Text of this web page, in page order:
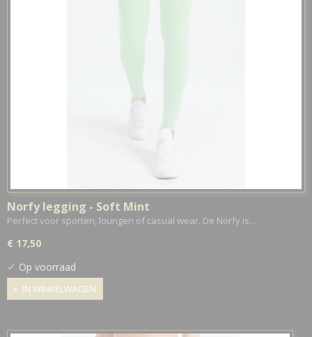
Norfy legging - Soft Mint
Perfect voor sporten, loungen of casual wear. De Norfy is…
€ 17,50
✓ Op voorraad
IN WINKELWAGEN